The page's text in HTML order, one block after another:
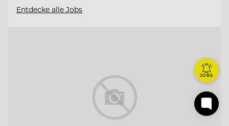
Entdecke alle Jobs
JOBS